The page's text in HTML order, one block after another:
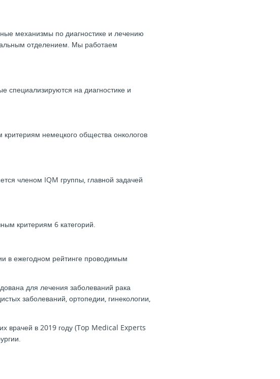
механизмы по диагностике и лечению
отделением. Мы работаем
специализируются на диагностике и
немецкого общества онкологов
членом IQM группы, главной задачей
критериям 6 категорий.
в ежегодном рейтинге проводимым
для лечения заболеваний рака
заболеваний, ортопедии, гинекологии,
врачей в 2019 году (Top Medical Experts